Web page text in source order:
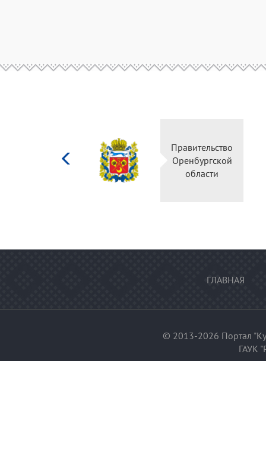
Правительство
Оренбургской
области
ГЛАВНАЯ
© 2013-2026 Портал
ГАУК